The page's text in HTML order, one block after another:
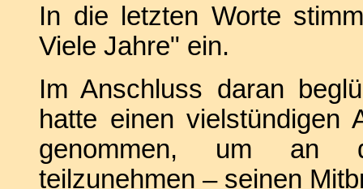
In die letzten Worte
Viele Jahre" ein.
Im Anschluss daran
hatte einen
genommen, um an
teilzunehmen – seinen